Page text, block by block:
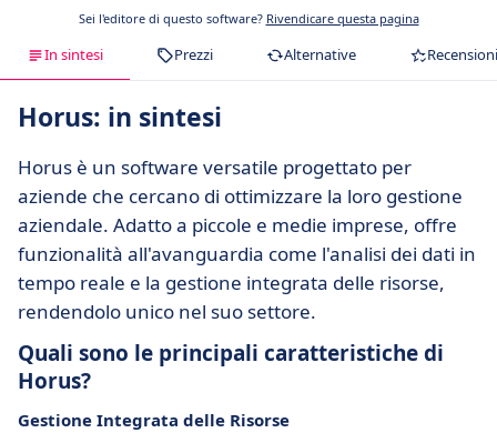
Sei l'editore di questo software? Rivendicare questa pagina
In sintesi Prezzi Alternative Recensioni
Horus: in sintesi
Horus è un software versatile progettato per
aziende che cercano di ottimizzare la loro gestione
aziendale. Adatto a piccole e medie imprese, offre
funzionalità all'avanguardia come l'analisi dei dati in
tempo reale e la gestione integrata delle risorse,
rendendolo unico nel suo settore.
Quali sono le principali caratteristiche di
Horus?
Gestione Integrata delle Risorse